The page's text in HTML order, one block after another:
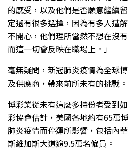
的感受，以及他們是否願意繼續
定還有很多選擇，因為有多人遭
不開心，他們理所當然不想在沒
而這一切會反映在職場上。」
毫無疑問，新冠肺炎疫情為全球
及供應商，帶來前所未有的挑戰。
博彩業從未有這麼多持份者受到
彩協會估計，美國各地約有65萬
肺炎疫情而停運所影響，包括內
斯維加斯大道逾9.5萬名僱員。